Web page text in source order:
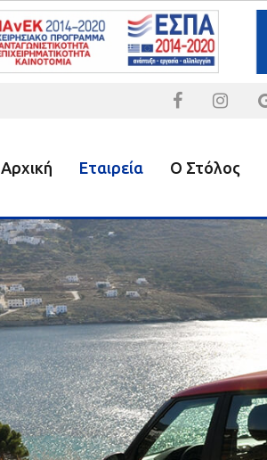
Αρχική Εταιρεία Ο Στόλος